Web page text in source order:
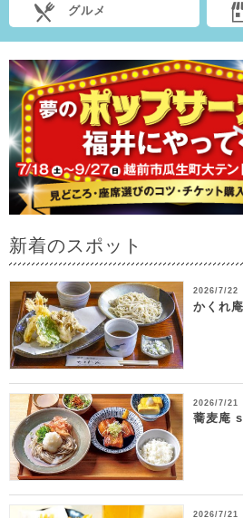
グルメ
新着のスポット
2026/7/22
かくれ庵
2026/7/21
蕎麦庵
2026/7/21